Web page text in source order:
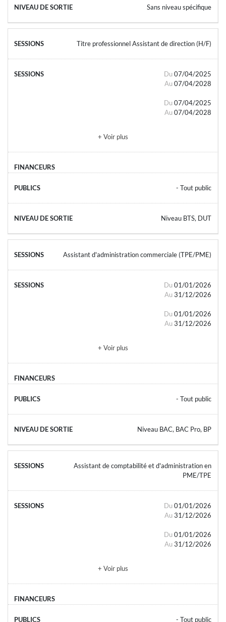
Sans niveau spécifique
Titre professionnel Assistant de direction (H/F)
Du 07/04/2025
Au 07/04/2028
Du 07/04/2025
Au 07/04/2028
+ Voir plus
- Tout public
Niveau BTS, DUT
Assistant d'administration commerciale (TPE/PME)
Du 01/01/2026
Au 31/12/2026
Du 01/01/2026
Au 31/12/2026
+ Voir plus
- Tout public
Niveau BAC, BAC Pro, BP
Assistant de comptabilité et d'administration en
PME/TPE
Du 01/01/2026
Au 31/12/2026
Du 01/01/2026
Au 31/12/2026
+ Voir plus
- Tout public